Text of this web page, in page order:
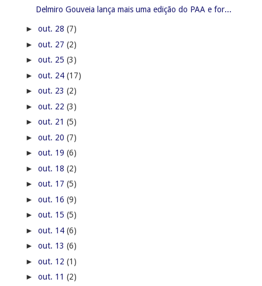
Delmiro Gouveia lança mais uma edição do PAA e for...
► out. 28 (7)
► out. 27 (2)
► out. 25 (3)
► out. 24 (17)
► out. 23 (2)
► out. 22 (3)
► out. 21 (5)
► out. 20 (7)
► out. 19 (6)
► out. 18 (2)
► out. 17 (5)
► out. 16 (9)
► out. 15 (5)
► out. 14 (6)
► out. 13 (6)
► out. 12 (1)
► out. 11 (2)